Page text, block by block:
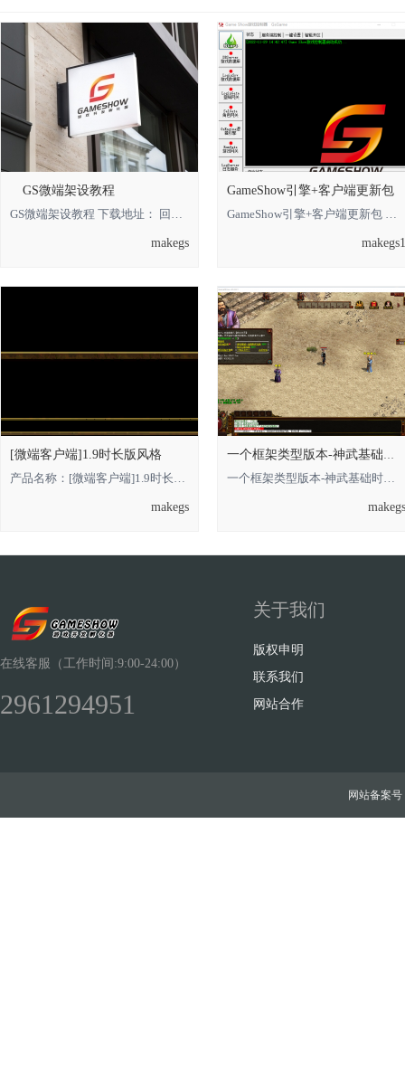
GS微端架设教程
GS微端架设教程 下载地址： 回复可见 **** 本内容被作者隐藏 ****
makegs
GameShow引擎+客户端更新包
GameShow引擎+客户端更新包 下载地址： 回复可见 **** 本内容被作者隐藏 **** *
makegs1
[微端客户端]1.9时长版风格
产品名称：[微端客户端]1.9时长版风格 **** 本内容被作者隐藏 **** **** 本内容被
makegs
一个框架类型版本-神武基础时长版的，借鉴
一个框架类型版本-神武基础时长版的**** 本内容被作者隐藏 ****，借鉴即可 金币
makegs
在线客服（工作时间:9:00-24:00）
2961294951
关于我们
版权申明
联系我们
网站合作
网站备案号